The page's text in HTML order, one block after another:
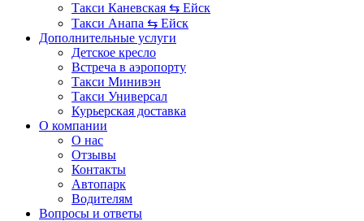
Такси Каневская ⇆ Ейск
Такси Анапа ⇆ Ейск
Дополнительные услуги
Детское кресло
Встреча в аэропорту
Такси Минивэн
Такси Универсал
Курьерская доставка
О компании
О нас
Отзывы
Контакты
Автопарк
Водителям
Вопросы и ответы